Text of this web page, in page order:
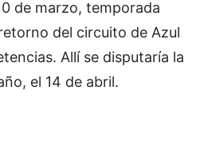
de marzo, temporada
del circuito de Azul
Allí se disputaría la
el 14 de abril.